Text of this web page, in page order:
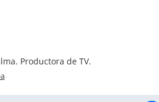
Productora de TV.